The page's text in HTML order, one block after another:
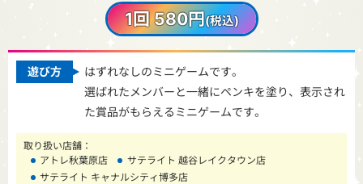
1回 580円(税込)
遊び方
はずれなしのミニゲームです。
選ばれたメンバーと一緒にペンキを塗り、表示され
た賞品がもらえるミニゲームです。
取り扱い店舗：
アトレ秋葉原店
サテライト 越谷レイクタウン店
サテライト キャナルシティ博多店